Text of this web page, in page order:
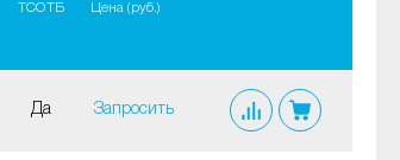
ТСОТБ Цена (руб.)
Да Запросить